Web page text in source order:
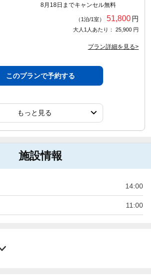
8月18日までキャンセル無料
（1泊/1室） 51,800円
大人1人あたり： 25,900 円
プラン詳細を見る>
このプランで予約する
もっと見る
施設情報
14:00
11:00